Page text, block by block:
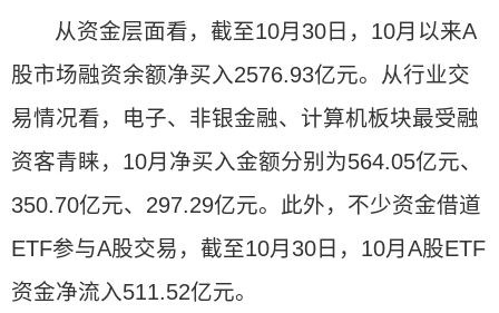
从资金层面看，截至10月30日，10月以来A
股市场融资余额净买入2576.93亿元。从行业交
易情况看，电子、非银金融、计算机板块最受融
资客青睐，10月净买入金额分别为564.05亿元、
350.70亿元、297.29亿元。此外，不少资金借道
ETF参与A股交易，截至10月30日，10月A股ETF
资金净流入511.52亿元。